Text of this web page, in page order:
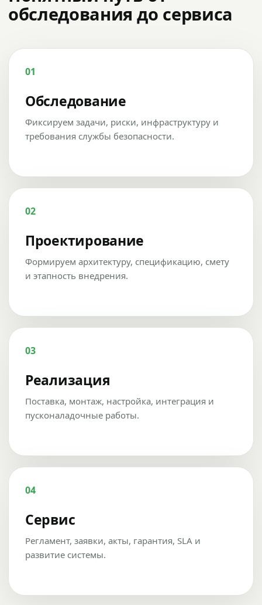
обследования до сервиса
01
Обследование
Фиксируем задачи, риски, инфраструктуру и
требования службы безопасности.
02
Проектирование
Формируем архитектуру, спецификацию, смету
и этапность внедрения.
03
Реализация
Поставка, монтаж, настройка, интеграция и
пусконаладочные работы.
04
Сервис
Регламент, заявки, акты, гарантия, SLA и
развитие системы.